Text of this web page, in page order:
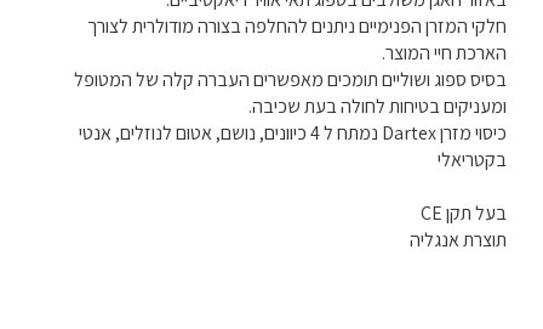
חלקי המזרן הפנימיים ניתנים להחלפה בצורה מודולרית לצורך
הארכת חיי המוצר.
בסיס ספוג ושוליים תומכים מאפשרים העברה קלה של המטופל
ומעניקים בטיחות לחולה בעת שכיבה.
כיסוי מזרן Dartex נמתח ל 4 כיוונים, נושם, אטום לנוזלים, אנטי
בקטריאלי
בעל תקן CE
תוצרת אנגליה